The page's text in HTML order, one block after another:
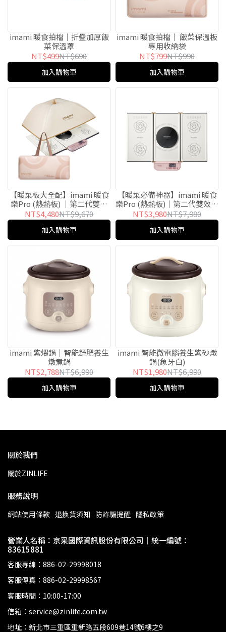
imami 暖食拍檔｜折疊加厚飯
菜保溫罩
NT$499NT$690
加入購物車
imami 暖食拍檔｜ 飯菜保溫板
專⽤收納袋
NT$799NT$990
加入購物車
【暖菜板大全配】imami 暖食
樂Pro (熱熱板) ｜第二代雙效
智能加熱飯菜保溫板大全配
NT$4,480NT$9,670
加入購物車
【暖菜必備神器】imami 暖食
樂Pro (熱熱板)｜第二代雙效智
能加熱飯菜保溫板
NT$3,980NT$7,980
加入購物車
imami 紫煨鍋｜智能舒肥養生
燉煮鍋
NT$2,788NT$6,990
加入購物車
imami 智能微電腦養生紫砂燉
鍋(象牙白)
NT$1,980NT$6,990
加入購物車
關於我們
關於ZINLIFE
服務說明
網站使用條款 退換貨須知 防詐騙提醒 隱私政策
營業人名稱：京采國際資訊股份有限公司｜統一編號：
83615881
客服專線：886-02-29998018
客服傳真：886-02-29998567
客服時間：10:00-17:00
信箱：service@zinlife.com.tw
地址：新北市三重區重新路五段609巷14號6樓之9